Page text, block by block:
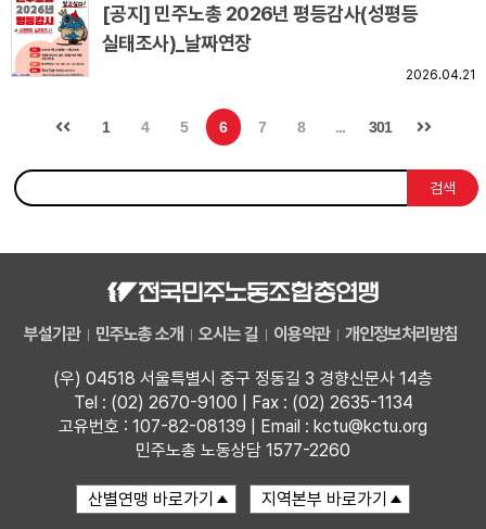
[공지] 민주노총 2026년 평등감사(성평등
실태조사)_날짜연장
2026.04.21
1 4 5 6 7 8 ... 301
검색
부설기관 민주노총 소개 오시는 길 이용약관 개인정보처리방침
(우) 04518 서울특별시 중구 정동길 3 경향신문사 14층
Tel : (02) 2670-9100 | Fax : (02) 2635-1134
고유번호 : 107-82-08139 | Email : kctu@kctu.org
민주노총 노동상담 1577-2260